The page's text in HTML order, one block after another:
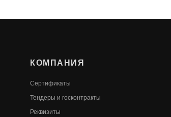
КОМПАНИЯ
Сертификаты
Тендеры и госконтракты
Реквизиты